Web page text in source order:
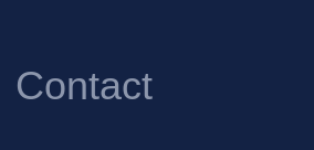
Contact